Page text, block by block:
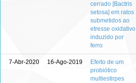
cerrado [Bactris
setosa] em ratos
submetidos ao
etresse oxidativo
induzido por
ferro
7-Abr-2020 16-Ago-2019
Efeito de um
probiótico
multiestirpes